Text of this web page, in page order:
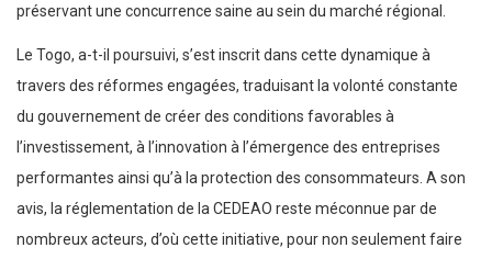
préservant une concurrence saine au sein du marché régional.
Le Togo, a-t-il poursuivi, s’est inscrit dans cette dynamique à
travers des réformes engagées, traduisant la volonté constante
du gouvernement de créer des conditions favorables à
l’investissement, à l’innovation à l’émergence des entreprises
performantes ainsi qu’à la protection des consommateurs. A son
avis, la réglementation de la CEDEAO reste méconnue par de
nombreux acteurs, d’où cette initiative, pour non seulement faire